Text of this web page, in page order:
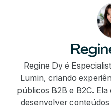
Regine Dy é
Lumin, criando
públicos B2B e B2C.
desenvolver